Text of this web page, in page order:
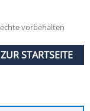
vorbehalten
STARTSEITE